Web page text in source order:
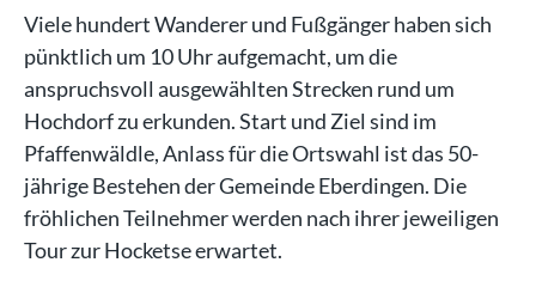
Viele hundert Wanderer und Fußgänger haben sich
pünktlich um 10 Uhr aufgemacht, um die
anspruchsvoll ausgewählten Strecken rund um
Hochdorf zu erkunden. Start und Ziel sind im
Pfaffenwäldle, Anlass für die Ortswahl ist das 50-
jährige Bestehen der Gemeinde Eberdingen. Die
fröhlichen Teilnehmer werden nach ihrer jeweiligen
Tour zur Hocketse erwartet.